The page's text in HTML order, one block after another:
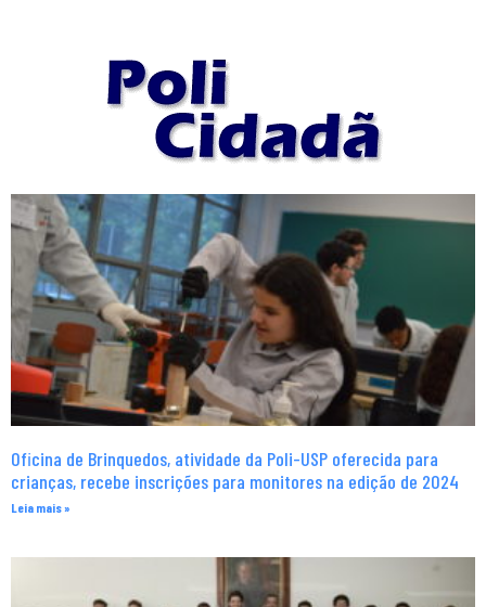
Oficina de Brinquedos, atividade da Poli-USP oferecida para
crianças, recebe inscrições para monitores na edição de 2024
Leia mais »